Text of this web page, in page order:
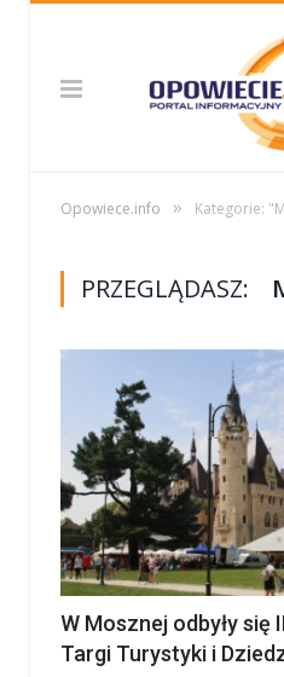
Opowiece.info » Kategorie:
PRZEGLĄDASZ:
W Mosznej odbyły się
Targi Turystyki i